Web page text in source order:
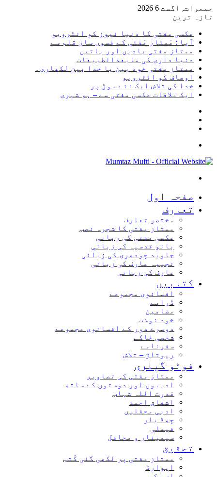
جمعرات, اگست 6 2026
تازہ ترین
عکسی مفتی کا دنیا نیوز کو انٹرویو
آپا : مْمتاز مْفتی کے فسوں ساز قلم سے
ممتاز مفتی یادیں اور باتیں
دنیا داری کی مابعدالطبیعات
ممتاز مفتی خود بین یا خدا بین لکھاری۔
اوصاف کو انٹرویو
خدا کی تلاش ایک نئے موڑ پر
ایک ملاقات عکسی مفتی سے – ہم شہری
صفحہ اول
تعارف
مختصر تعارف
ممتاز مفتی کا شجرہ نصب
عکسی مفتی کی زبانی
بانو قدسیہ کی زبانی
جاوید چودھری کی زبانی
نجیبہ عارف کی زبانی
عارف کی زبانی
کتابیں
افسانوی مجموعے
ڈرامے
مضامین
خود نوشت
دوسرے دور کے افسانوی مجموعے
شخصی خاکے
سفرنامے
رپوتاژ – تلاش
فوٹو گیلری
ممتاز مفتی کی تصاویر
ادیبوں اور دوستوں کے ساتھ
قدرت اللہ شہاب
اشفاق احمد
ادبی محفلیں
چھڈ یار
فیملی
سیمینار و محافل
تحقیق
ممتاز مفتی پر لکھی گئی کُتب
ایوارڈ